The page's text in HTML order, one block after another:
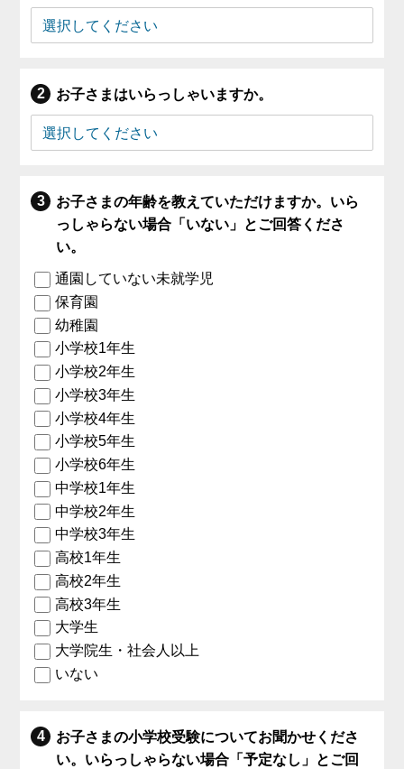
お子さまはいらっしゃいますか。
お子さまの年齢を教えていただけますか。いら
っしゃらない場合「いない」とご回答くださ
い。
通園していない未就学児
保育園
幼稚園
小学校1年生
小学校2年生
小学校3年生
小学校4年生
小学校5年生
小学校6年生
中学校1年生
中学校2年生
中学校3年生
高校1年生
高校2年生
高校3年生
大学生
大学院生・社会人以上
いない
お子さまの小学校受験についてお聞かせくださ
い。いらっしゃらない場合「予定なし」とご回